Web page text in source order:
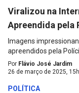
Viralizou na
Apreendida pela
Imagens
apreendidos pela
Por Flávio José Jardim
26 de março de 2025,
POLÍTICA